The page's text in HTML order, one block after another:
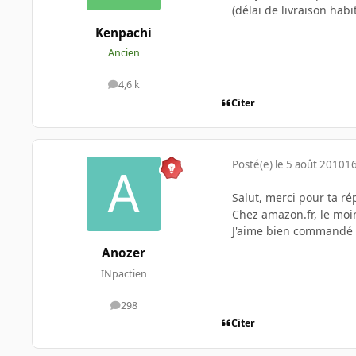
Kenpachi
Ancien
4,6 k
messages
(délai de livraison
Citer
Anozer
INpactien
298
messages
Posté(e) le 5 août 2010
Salut, merci pour ta
Chez amazon.fr, le
J'aime bien
Citer